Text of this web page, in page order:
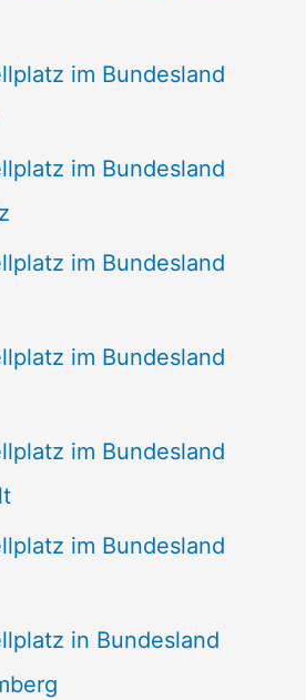
im Bundesland
im Bundesland
im Bundesland
im Bundesland
im Bundesland
im Bundesland
in Bundesland